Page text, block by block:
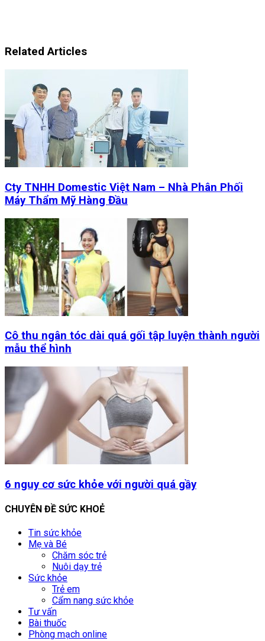
Related Articles
Cty TNHH Domestic Việt Nam – Nhà Phân Phối
Máy Thẩm Mỹ Hàng Đầu
Cô thu ngân tóc dài quá gối tập luyện thành người
mẫu thể hình
6 nguy cơ sức khỏe với người quá gầy
CHUYÊN ĐỀ SỨC KHOẺ
Tin sức khỏe
Mẹ và Bé
Chăm sóc trẻ
Nuôi dạy trẻ
Sức khỏe
Trẻ em
Cẩm nang sức khỏe
Tư vấn
Bài thuốc
Phòng mạch online